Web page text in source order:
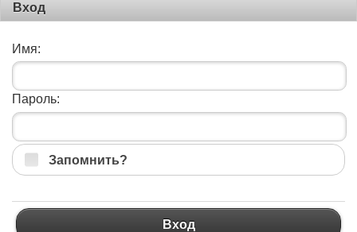
Вход
Имя:
Пароль:
Запомнить?
Вход